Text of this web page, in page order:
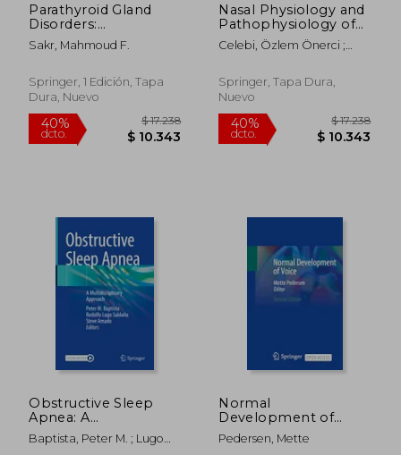
40% 40%
Parathyroid Gland
Disorders:
Controversies and
Debates (en Inglés)
Sakr, Mahmoud F.
Springer, 1 Edición, Tapa
Dura, Nuevo
Nasal Physiology and
Pathophysiology of
Nasal Disorders (en
Inglés)
Celebi, Özlem Önerci ;
Springer, Tapa Dura,
Nuevo
Obstructive Sleep
Apnea: A
Multidisciplinary
Approach (en Inglés)
Baptista, Peter M. ; Lugo
Normal
Development of
Voice (en Inglés)
Pedersen, Mette